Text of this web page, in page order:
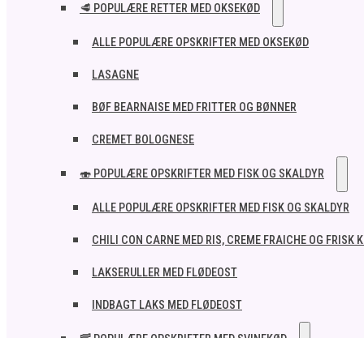
🥩 POPULÆRE RETTER MED OKSEKØD
ALLE POPULÆRE OPSKRIFTER MED OKSEKØD
LASAGNE
BØF BEARNAISE MED FRITTER OG BØNNER
CREMET BOLOGNESE
🍣 POPULÆRE OPSKRIFTER MED FISK OG SKALDYR
ALLE POPULÆRE OPSKRIFTER MED FISK OG SKALDYR
CHILI CON CARNE MED RIS, CREME FRAICHE OG FRISK
LAKSERULLER MED FLØDEOST
INDBAGT LAKS MED FLØDEOST